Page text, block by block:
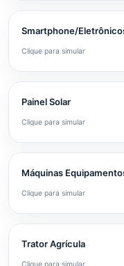
Smartphone/
Clique para simular
Painel Solar
Clique para simular
Máquinas
Clique para simular
Trator Agrícula